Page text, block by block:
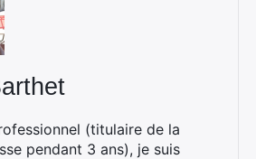
(titulaire de la
pendant 3 ans), je suis